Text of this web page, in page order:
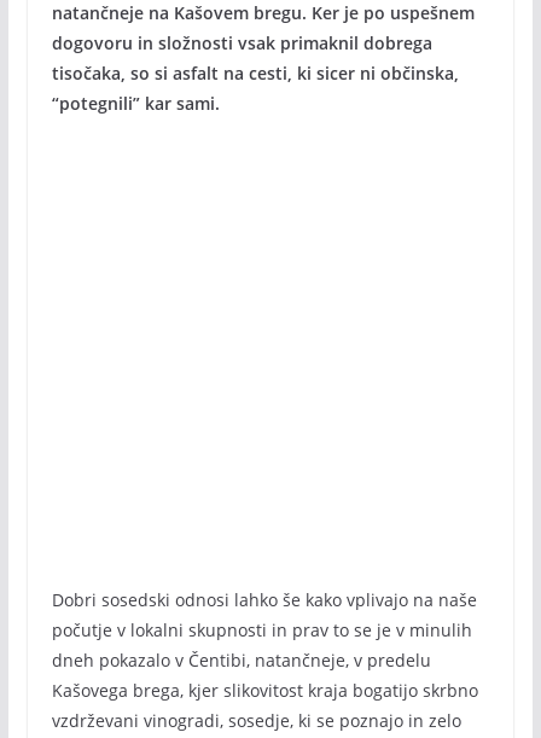
natančneje na Kašovem bregu. Ker je po uspešnem
dogovoru in složnosti vsak primaknil dobrega
tisočaka, so si asfalt na cesti, ki sicer ni občinska,
“potegnili” kar sami.
Dobri sosedski odnosi lahko še kako vplivajo na naše
počutje v lokalni skupnosti in prav to se je v minulih
dneh pokazalo v Čentibi, natančneje, v predelu
Kašovega brega, kjer slikovitost kraja bogatijo skrbno
vzdrževani vinogradi, sosedje, ki se poznajo in zelo